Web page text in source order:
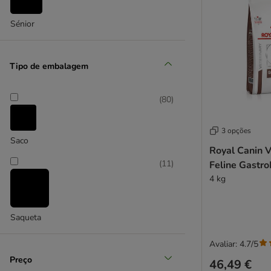
Cat Chow
Concept for Life
Dogs'n Tiger
Farmina N&D
Feringa
Friskies
Greenwoods
Sénior
Tipo de embalagem
Saco
(80)
Saqueta
(11)
Preço
3 opções
Royal Canin
Feline
4 kg
46,49 €
Avaliar: 4.7/5